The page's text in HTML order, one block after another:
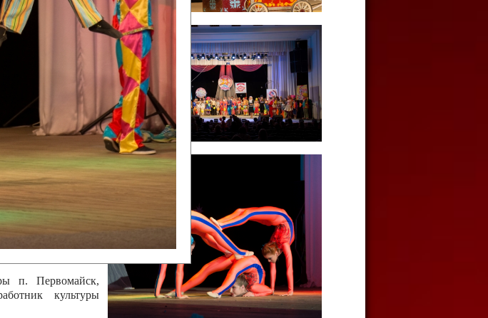
с. Делакеу,
культуры
посёлка Красное,
культуры
Владимировна
–юношеского
Хачатурян Юрий
культуры г.
п. Первомайск,
культуры